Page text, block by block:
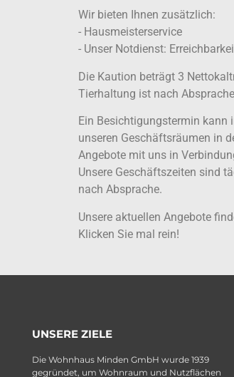
Wir bieten Ihnen zusätzlich:
- Hausmeisterservice
- Unser Notdienst:
Die Kaution beträgt 3
Tierhaltung ist nach
Ein Besichtigungstermin kann
unseren Geschäftsräumen in
Angebote mit uns in
Unsere Geschäftszeiten sind
nach Absprache.
Unsere aktuellen Angebote
Klicken Sie mal rein!
UNSERE ZIELE
Die Wohnhaus Minden GmbH wurde 1939
gegründet, um Wohnraum und Nutzflächen